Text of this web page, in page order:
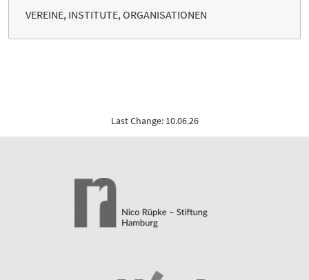
VEREINE, INSTITUTE, ORGANISATIONEN
Last Change: 10.06.26